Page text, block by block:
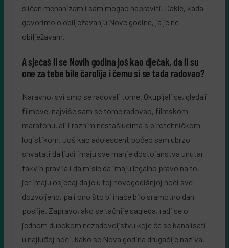
sličan mehanizam i sam mogao napraviti. Dakle, kada
govorimo o obilježavanju Nove godine, ja je ne
obilježavam.
A sjećaš li se Novih godina još kao dječak, da li su
one za tebe bile čarolija i čemu si se tada radovao?
Naravno, svi smo se radovali tome. Okupljali se, gledali
filmove, najviše sam se tome radovao, filmskom
maratonu, ali i raznim nestašlucima s pirotehničkom
logistikom. Još kao adolescent počeo sam ubrzo
shvatati da ljudi imaju sve manje dostojanstva unutar
takvih pravila i da misle da imaju legalno pravo na to,
jer imaju osjećaj da je u toj novogodišnjoj noći sve
dozvoljeno, pa i ono što bi inače bilo sramotno dan
poslije. Zapravo, ako se tačnije sagleda, radi se o
jednom dubokom nezadovoljstvu koje će se kanalisati
u najluđoj noći, kako se Nova godina drugačije naziva.